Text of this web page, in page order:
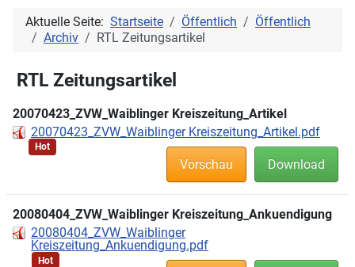
Aktuelle Seite: Startseite Öffentlich
Öffentlich
Archiv
RTL Zeitungsartikel
RTL Zeitungsartikel
20070423_ZVW_Waiblinger Kreiszeitung_Artikel
20070423_ZVW_Waiblinger Kreiszeitung_Artikel.pdf
Hot
Download
Vorschau
20080404_ZVW_Waiblinger Kreiszeitung_Ankuendigung
20080404_ZVW_Waiblinger
Kreiszeitung_Ankuendigung.pdf
Hot